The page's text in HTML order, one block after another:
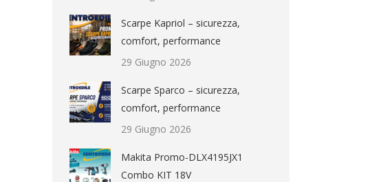
Scarpe Kapriol – sicurezza,
comfort, performance
29 Giugno 2026
Scarpe Sparco – sicurezza,
comfort, performance
29 Giugno 2026
Makita Promo-DLX4195JX1
Combo KIT 18V